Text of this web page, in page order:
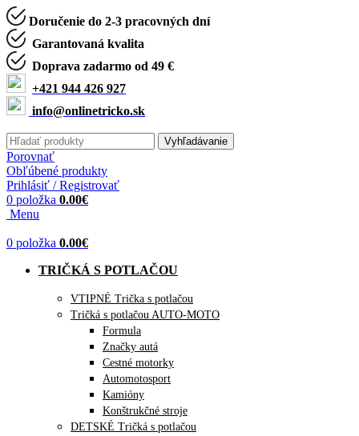
Doručenie do 2-3 pracovných dní
Garantovaná kvalita
Doprava zadarmo od 49 €
+421 944 426 927
info@onlinetricko.sk
Vyhľadávanie
Porovnať
Obľúbené produkty
Prihlásiť / Registrovať
0 položka 0.00€
Menu
0 položka 0.00€
TRIČKÁ S POTLAČOU
VTIPNÉ Trička s potlačou
Tričká s potlačou AUTO-MOTO
Formula
Značky autá
Cestné motorky
Automotosport
Kamióny
Konštrukčné stroje
DETSKÉ Tričká s potlačou